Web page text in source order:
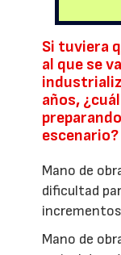
Si tuviera
al que se
años,
escenario?
Mano de
dificultad
Mano de